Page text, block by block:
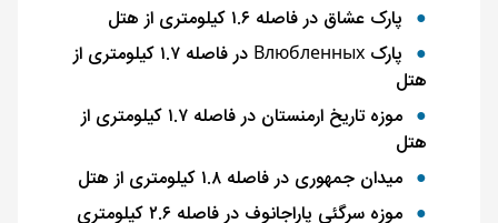
پارک عشاق در فاصله ۱.۶ کیلومتری از هتل
پارک Влюбленных در فاصله ۱.۷ کیلومتری از
هتل
موزه تاریخ ارمنستان در فاصله ۱.۷ کیلومتری از
هتل
میدان جمهوری در فاصله ۱.۸ کیلومتری از هتل
موزه سرگئی پاراجانوف در فاصله ۲.۶ کیلومتری